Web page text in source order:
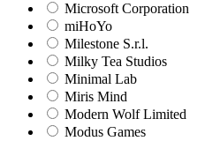
Microsoft Corporation‬
miHoYo
Milestone S.r.l.
Milky Tea Studios
Minimal Lab
Miris Mind
Modern Wolf Limited
Modus Games